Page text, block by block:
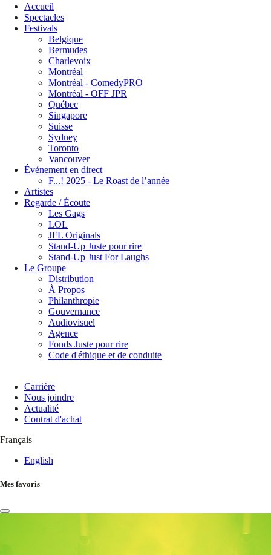
Accueil
Spectacles
Festivals
Belgique
Bermudes
Charlevoix
Montréal
Montréal - ComedyPRO
Montréal - OFF JPR
Québec
Singapore
Suisse
Sydney
Toronto
Vancouver
Événement en direct
F...! 2025 - Le Roast de l’année
Artistes
Regarde / Écoute
Les Gags
LOL
JFL Originals
Stand-Up Juste pour rire
Stand-Up Just For Laughs
Le Groupe
Distribution
À Propos
Philanthropie
Gouvernance
Audiovisuel
Agence
Fonds Juste pour rire
Code d'éthique et de conduite
Carrière
Nous joindre
Actualité
Contrat d'achat
Français
English
Mes favoris